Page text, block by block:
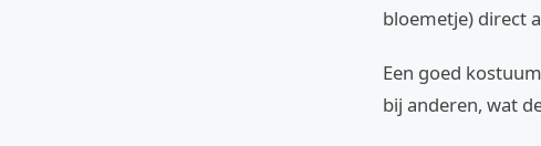
bloemetje) direct
Een goed
bij anderen, wat